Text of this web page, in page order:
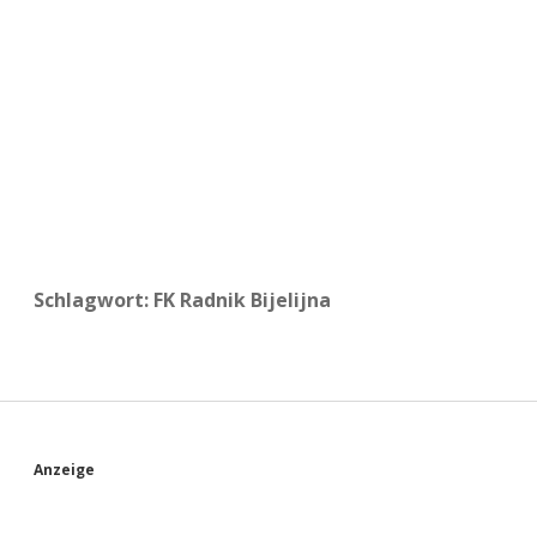
Schlagwort: FK Radnik Bijelijna
S
Anzeige